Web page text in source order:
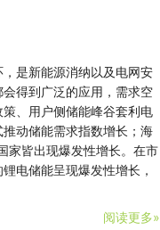
是新能源消纳以及电网安
得到广泛的应用，需求空
、用户侧储能峰谷套利电
动储能需求指数增长；海
家皆出现爆发性增长。在市
电储能呈现爆发性增长，
阅读更多»